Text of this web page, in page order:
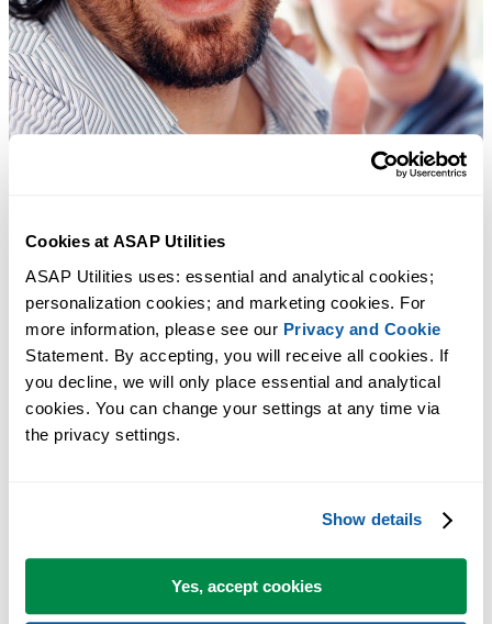
Cookies at ASAP Utilities
ASAP Utilities uses: essential and analytical cookies;
personalization cookies; and marketing cookies. For
more information, please see our Privacy and Cookie
Statement. By accepting, you will receive all cookies. If
you decline, we will only place essential and analytical
cookies. You can change your settings at any time via
the privacy settings.
Show details
Yes, accept cookies
Strumenti pratici che molti utenti di Excel vorrebbero integrati in